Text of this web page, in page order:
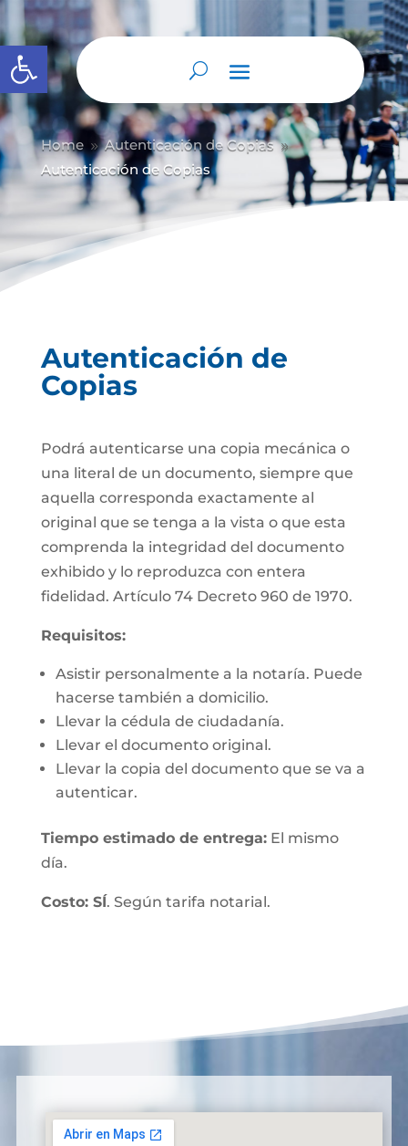
Abrir barra de herramientas
Home 9 Autenticación de Copias 9
Autenticación de Copias
Autenticación de
Copias
Podrá autenticarse una copia mecánica o
una literal de un documento, siempre que
aquella corresponda exactamente al
original que se tenga a la vista o que esta
comprenda la integridad del documento
exhibido y lo reproduzca con entera
fidelidad. Artículo 74 Decreto 960 de 1970.
Requisitos:
Asistir personalmente a la notaría. Puede
hacerse también a domicilio.
Llevar la cédula de ciudadanía.
Llevar el documento original.
Llevar la copia del documento que se va a
autenticar.
Tiempo estimado de entrega:El mismo
día.
Costo: SÍ. Según tarifa notarial.